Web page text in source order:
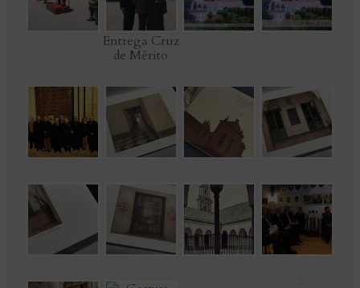
Entrega Cruz
de Mérito